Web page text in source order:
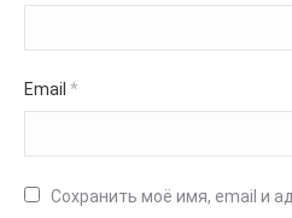
Email *
Сохранить моё имя, email и